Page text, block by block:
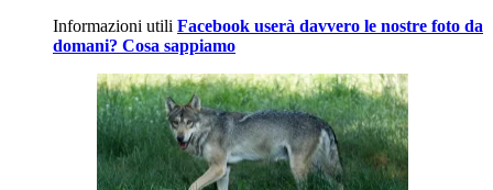
Informazioni utili Facebook userà davvero le nostre foto da
domani? Cosa sappiamo